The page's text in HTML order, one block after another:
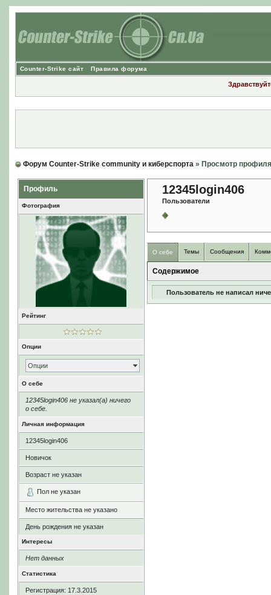
Counter-Strike сайт Правила форума
Форум Counter-Strike community и киберспорта» Просмотр профиля
Профиль
Фотография
Рейтинг
Опции
Опции
О себе
12345login406 не указал(а) ничего
о себе.
Личная информация
12345login406
Новичок
Возраст не указан
Пол не указан
Место жительства не указано
День рождения не указан
Интересы
Нет данных
Статистика
Регистрация: 17.3.2015
12345login406
Пользователи
О себе Темы Сообщения
Содержимое
Пользователь не написал